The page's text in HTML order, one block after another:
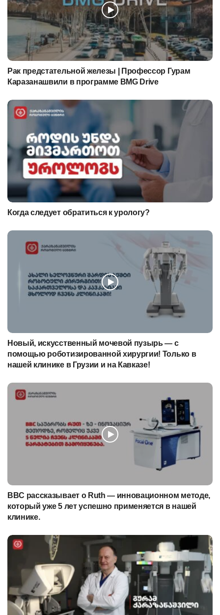
Рак предстательной железы | Профессор Гурам
Каразанашвили в программе BMG Drive
Когда следует обратиться к урологу?
Новый, искусственный мочевой пузырь — с
помощью роботизированной хирургии! Только в
нашей клинике в Грузии и на Кавказе!
BBC рассказывает о Ruth — инновационном методе,
который уже 5 лет успешно применяется в нашей
клинике.